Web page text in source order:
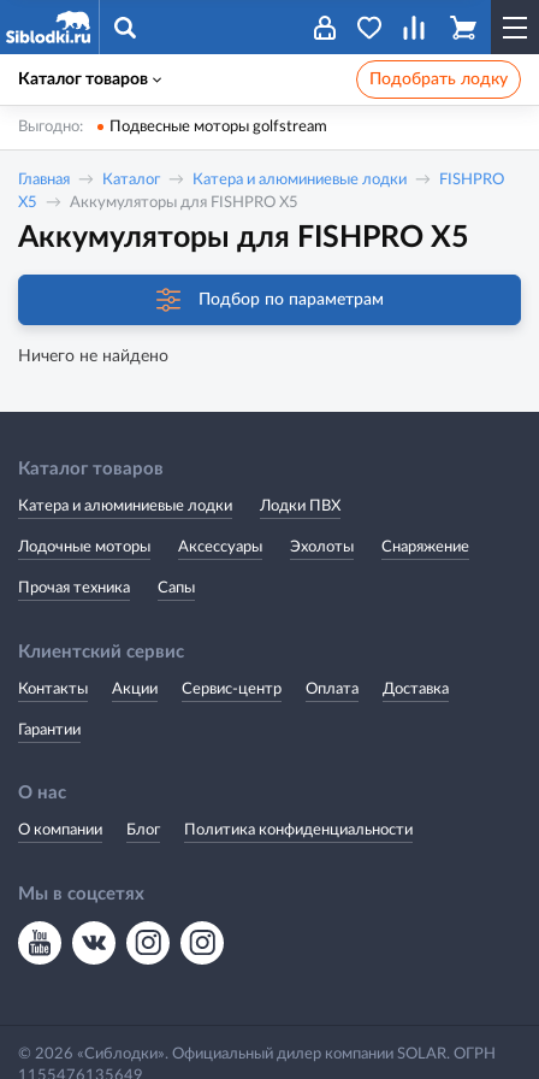
Каталог товаров Подобрать лодку
Выгодно: Подвесные моторы golfstream
Главная Каталог Катера и алюминиевые лодки
FISHPRO
X5
Аккумуляторы для FISHPRO X5
Аккумуляторы для FISHPRO X5
Подбор по параметрам
Ничего не найдено
Каталог товаров
Катера и алюминиевые лодки Лодки ПВХ
Лодочные моторы Аксессуары Эхолоты Снаряжение
Прочая техника Сапы
Клиентский сервис
Контакты Акции Сервис-центр Оплата Доставка
Гарантии
О нас
О компании Блог Политика конфиденциальности
Мы в соцсетях
© 2026 «Сиблодки». Официальный дилер компании SOLAR. ОГРН